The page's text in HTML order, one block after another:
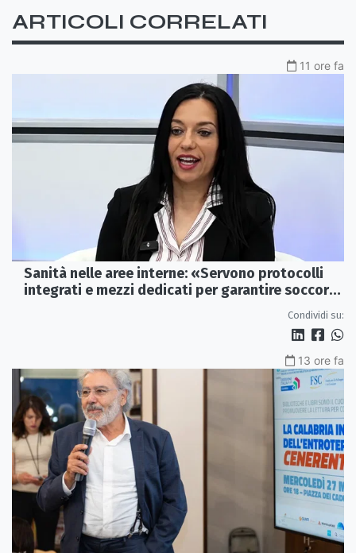
ARTICOLI CORRELATI
11 ore fa
Sanità nelle aree interne: «Servono protocolli
integrati e mezzi dedicati per garantire soccorsi
Condividi su:
13 ore fa